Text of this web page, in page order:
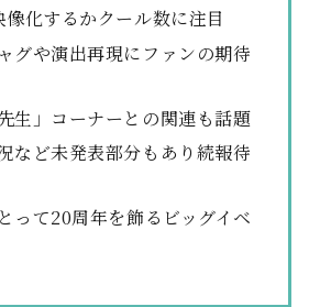
化するかクール数に注目
グや演出再現にファンの期待
生」コーナーとの関連も話題
など未発表部分もあり続報待
って20周年を飾るビッグイベ